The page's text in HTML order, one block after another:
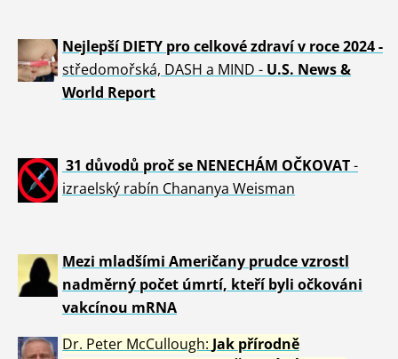
Nejlepší DIETY pro celkové zdraví v roce 2024 -
středomořská, DASH a MIND - U.S. News &
World Report
31 důvodů proč se NENECHÁM OČKOVAT-
izraelský rabín Chananya Weisman
Mezi mladšími Američany prudce vzrostl
nadměrný počet úmrtí, kteří byli očkováni
vakcínou mRNA
Dr. Peter McCullough: Jak přírodně